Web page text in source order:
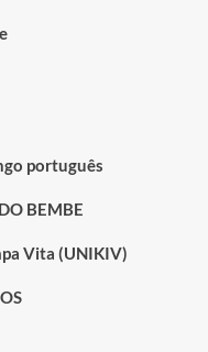
português
BEMBE
Vita (UNIKIV)